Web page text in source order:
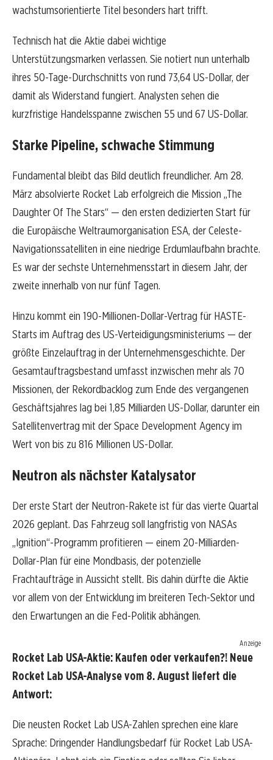
wachstumsorientierte Titel besonders hart trifft.
Technisch hat die Aktie dabei wichtige
Unterstützungsmarken verlassen. Sie notiert nun unterhalb
ihres 50-Tage-Durchschnitts von rund 73,64 US-Dollar, der
damit als Widerstand fungiert. Analysten sehen die
kurzfristige Handelsspanne zwischen 55 und 67 US-Dollar.
Starke Pipeline, schwache Stimmung
Fundamental bleibt das Bild deutlich freundlicher. Am 28.
März absolvierte Rocket Lab erfolgreich die Mission „The
Daughter Of The Stars“ — den ersten dedizierten Start für
die Europäische Weltraumorganisation ESA, der Celeste-
Navigationssatelliten in eine niedrige Erdumlaufbahn brachte.
Es war der sechste Unternehmensstart in diesem Jahr, der
zweite innerhalb von nur fünf Tagen.
Hinzu kommt ein 190-Millionen-Dollar-Vertrag für HASTE-
Starts im Auftrag des US-Verteidigungsministeriums — der
größte Einzelauftrag in der Unternehmensgeschichte. Der
Gesamtauftragsbestand umfasst inzwischen mehr als 70
Missionen, der Rekordbacklog zum Ende des vergangenen
Geschäftsjahres lag bei 1,85 Milliarden US-Dollar, darunter ein
Satellitenvertrag mit der Space Development Agency im
Wert von bis zu 816 Millionen US-Dollar.
Neutron als nächster Katalysator
Der erste Start der Neutron-Rakete ist für das vierte Quartal
2026 geplant. Das Fahrzeug soll langfristig von NASAs
„Ignition“-Programm profitieren — einem 20-Milliarden-
Dollar-Plan für eine Mondbasis, der potenzielle
Frachtaufträge in Aussicht stellt. Bis dahin dürfte die Aktie
vor allem von der Entwicklung im breiteren Tech-Sektor und
den Erwartungen an die Fed-Politik abhängen.
Anzeige
Rocket Lab USA-Aktie: Kaufen oder verkaufen?! Neue
Rocket Lab USA-Analyse vom 8. August liefert die
Antwort:
Die neusten Rocket Lab USA-Zahlen sprechen eine klare
Sprache: Dringender Handlungsbedarf für Rocket Lab USA-